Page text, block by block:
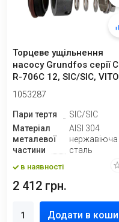
Торцеве ущільнення
насосу Grundfos серії
R-706C 12, SIC/SIC,
304 ти...
1053287
Пари тертя
SIC/SIC
Матеріал
металевої
частини
AISI 304
нержавіюча
сталь
в наявності
2 412 грн.
Додати в